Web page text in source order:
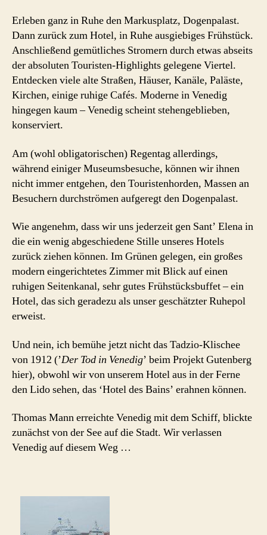
Erleben ganz in Ruhe den Markusplatz, Dogenpalast.
Dann zurück zum Hotel, in Ruhe ausgiebiges Frühstück.
Anschließend gemütliches Stromern durch etwas abseits
der absoluten Touristen-Highlights gelegene Viertel.
Entdecken viele alte Straßen, Häuser, Kanäle, Paläste,
Kirchen, einige ruhige Cafés. Moderne in Venedig
hingegen kaum – Venedig scheint stehengeblieben,
konserviert.
Am (wohl obligatorischen) Regentag allerdings,
während einiger Museumsbesuche, können wir ihnen
nicht immer entgehen, den Touristenhorden, Massen an
Besuchern durchströmen aufgeregt den Dogenpalast.
Wie angenehm, dass wir uns jederzeit gen Sant’ Elena in
die ein wenig abgeschiedene Stille unseres Hotels
zurück ziehen können. Im Grünen gelegen, ein großes
modern eingerichtetes Zimmer mit Blick auf einen
ruhigen Seitenkanal, sehr gutes Frühstücksbuffet – ein
Hotel, das sich geradezu als unser geschätzter Ruhepol
erweist.
Und nein, ich bemühe jetzt nicht das Tadzio-Klischee
von 1912 (’Der Tod in Venedig’ beim Projekt Gutenberg
hier), obwohl wir von unserem Hotel aus in der Ferne
den Lido sehen, das ‘Hotel des Bains’ erahnen können.
Thomas Mann erreichte Venedig mit dem Schiff, blickte
zunächst von der See auf die Stadt. Wir verlassen
Venedig auf diesem Weg …